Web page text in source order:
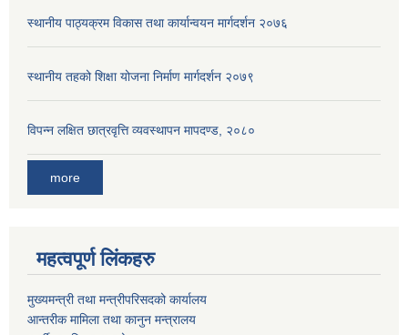
स्थानीय पाठ्यक्रम विकास तथा कार्यान्वयन मार्गदर्शन २०७६
स्थानीय तहको शिक्षा योजना निर्माण मार्गदर्शन २०७९
विपन्न लक्षित छात्रवृत्ति व्यवस्थापन मापदण्ड, २०८०
more
महत्वपूर्ण लिंकहरु
मुख्यमन्त्री तथा मन्त्रीपरिसदको कार्यालय
आन्तरीक मामिला तथा कानुन मन्त्रालय